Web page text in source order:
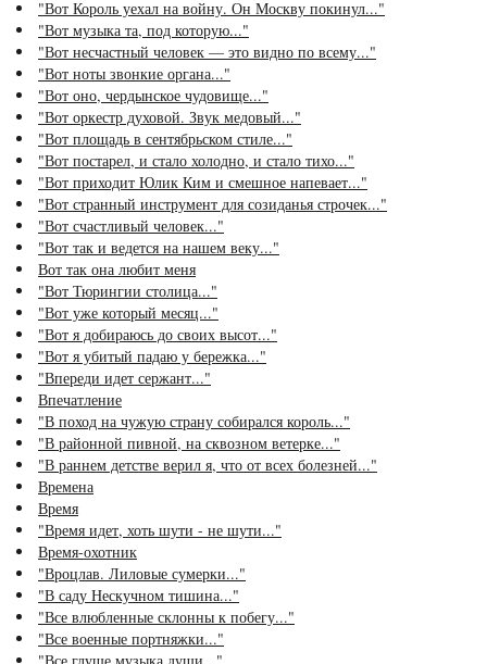
"Вот Король уехал на войну. Он Москву покинул..."
"Вот музыка та, под которую..."
"Вот несчастный человек — это видно по всему..."
"Вот ноты звонкие органа..."
"Вот оно, чердынское чудовище..."
"Вот оркестр духовой. Звук медовый..."
"Вот площадь в сентябрьском стиле..."
"Вот постарел, и стало холодно, и стало тихо..."
"Вот приходит Юлик Ким и смешное напевает..."
"Вот странный инструмент для созиданья строчек..."
"Вот счастливый человек..."
"Вот так и ведется на нашем веку..."
Вот так она любит меня
"Вот Тюрингии столица..."
"Вот уже который месяц..."
"Вот я добираюсь до своих высот..."
"Вот я убитый падаю у бережка..."
"Впереди идет сержант..."
Впечатление
"В поход на чужую страну собирался король..."
"В районной пивной, на сквозном ветерке..."
"В раннем детстве верил я, что от всех болезней..."
Времена
Время
"Время идет, хоть шути - не шути..."
Время-охотник
"Вроцлав. Лиловые сумерки..."
"В саду Нескучном тишина..."
"Все влюбленные склонны к побегу..."
"Все военные портняжки..."